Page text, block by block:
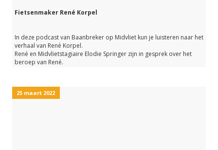
Fietsenmaker René Korpel
In deze podcast van Baanbreker op Midvliet kun je luisteren naar het
verhaal van René Korpel.
René en Midvlietstagiaire Elodie Springer zijn in gesprek over het
beroep van René.
En wat is er zo leuk aan dit beroep?
25 maart 2022